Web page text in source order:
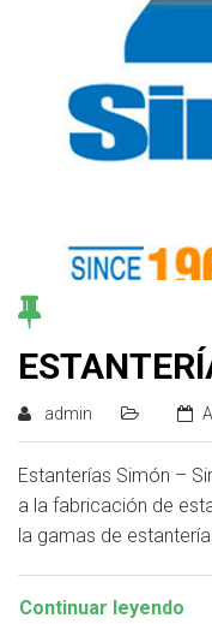
admin
Estanterías Simón –
a la fabricación de
la gamas de
Continuar leyendo